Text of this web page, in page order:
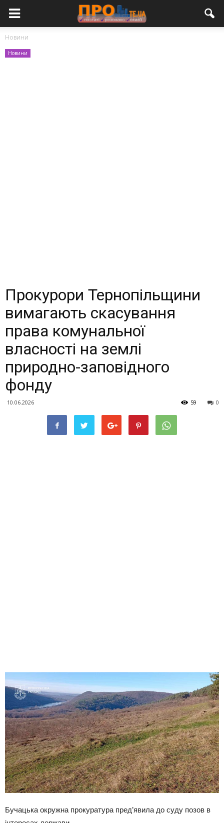
Новини
Новини
Прокурори Тернопільщини
вимагають скасування
права комунальної
власності на землі
природно-заповідного
фонду
10.06.2026 0
59
Бучацька окружна прокуратура пред’явила до суду позов в